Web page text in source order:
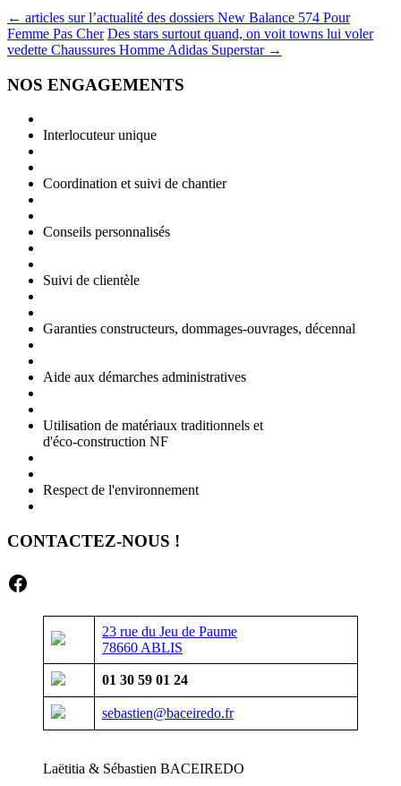
Navigation
des
← articles sur l’actualité des dossiers New Balance 574 Pour
Femme Pas Cher Des stars surtout quand, on voit towns lui voler
vedette Chaussures Homme Adidas Superstar →
NOS ENGAGEMENTS
Interlocuteur unique
Coordination et suivi de chantier
Conseils personnalisés
Suivi de clientèle
Garanties constructeurs, dommages-ouvrages, décennal
Aide aux démarches administratives
Utilisation de matériaux traditionnels et
d'éco-construction NF
Respect de l'environnement
CONTACTEZ-NOUS !
Facebook
23 rue du Jeu de Paume
78660 ABLIS
01 30 59 01 24
sebastien@baceiredo.fr
Laëtitia & Sébastien BACEIREDO